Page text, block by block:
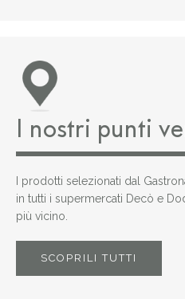
I nostri punti
I prodotti selezionati dal
in tutti i supermercati Decò e
più vicino.
SCOPRILI TUTTI